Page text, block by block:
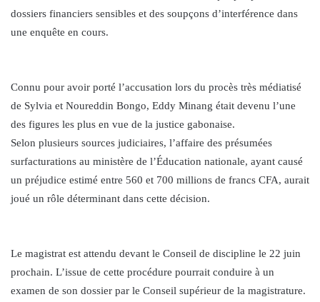
dossiers financiers sensibles et des soupçons d’interférence dans
une enquête en cours.
Connu pour avoir porté l’accusation lors du procès très médiatisé
de Sylvia et Noureddin Bongo, Eddy Minang était devenu l’une
des figures les plus en vue de la justice gabonaise.
Selon plusieurs sources judiciaires, l’affaire des présumées
surfacturations au ministère de l’Éducation nationale, ayant causé
un préjudice estimé entre 560 et 700 millions de francs CFA, aurait
joué un rôle déterminant dans cette décision.
Le magistrat est attendu devant le Conseil de discipline le 22 juin
prochain. L’issue de cette procédure pourrait conduire à un
examen de son dossier par le Conseil supérieur de la magistrature.